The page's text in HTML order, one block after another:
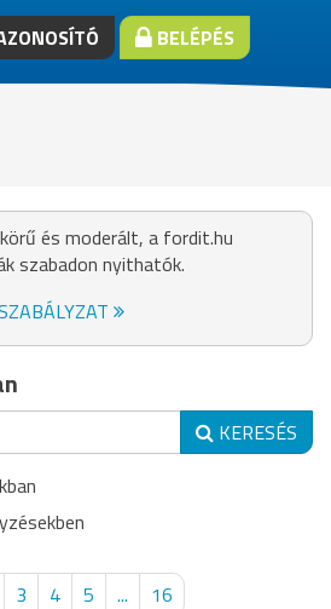
BELÉPÉS
és moderált, a fordit.hu
szabadon nyithatók.
KERESÉS
3 4 5 ...
16